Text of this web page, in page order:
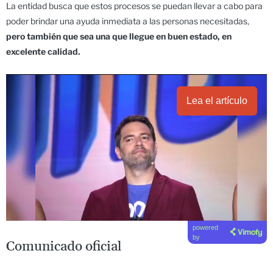
La entidad busca que estos procesos se puedan llevar a cabo para
poder brindar una ayuda inmediata a las personas necesitadas,
pero también que sea una que llegue en buen estado, en
excelente calidad.
Lea el artículo
powered
by
Comunicado oficial